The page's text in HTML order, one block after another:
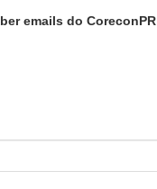
emails do CoreconPR